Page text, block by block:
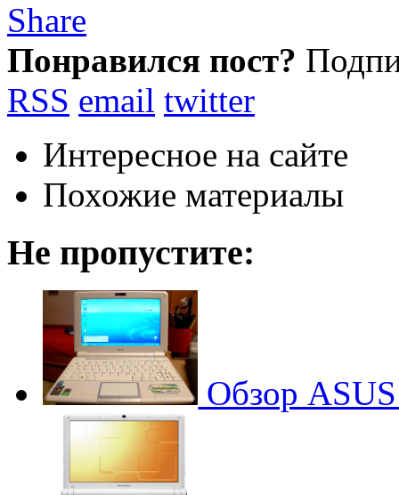
Share
Понравился пост?
RSS email twitter
Интересное на сайте
Похожие материалы
Не пропустите:
Обзор